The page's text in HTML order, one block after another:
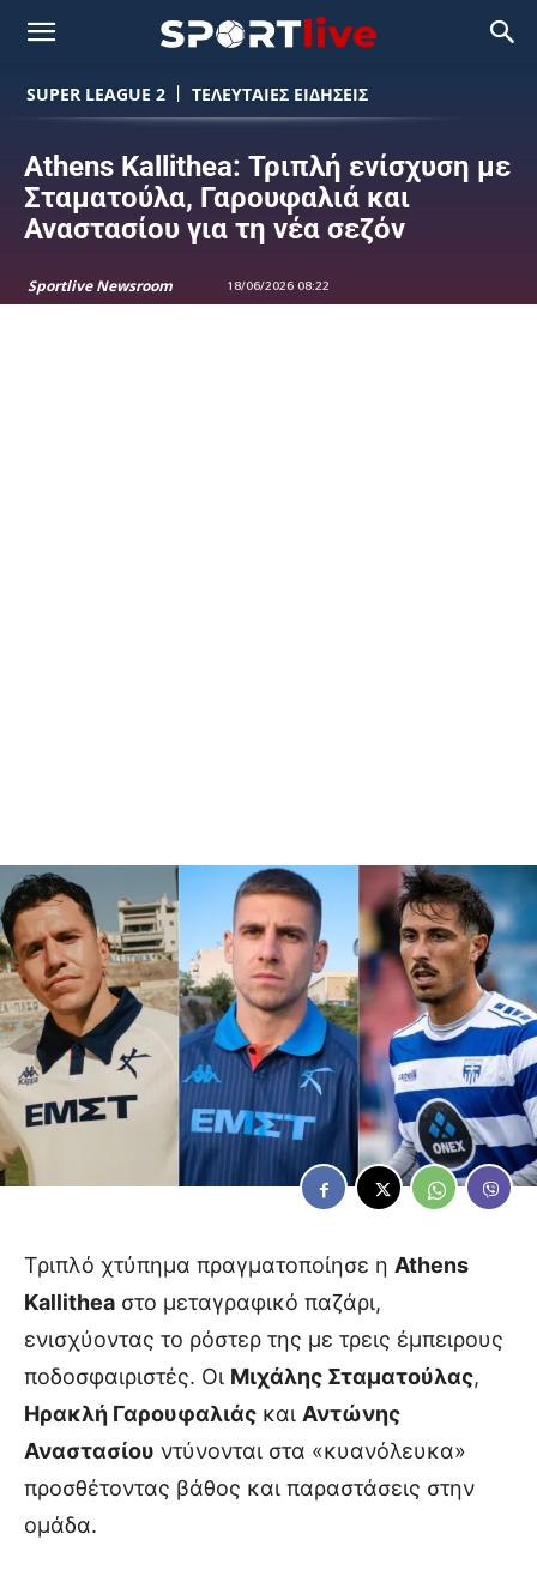
SUPER LEAGUE 2 ΤΕΛΕΥΤΑΙΕΣ ΕΙΔΗΣΕΙΣ
Athens Kallithea: Τριπλή ενίσχυση με
Σταματούλα, Γαρουφαλιά και
Αναστασίου για τη νέα σεζόν
Sportlive Newsroom 18/06/2026 08:22
Τριπλό χτύπημα πραγματοποίησε η Athens
Kallithea στο μεταγραφικό παζάρι,
ενισχύοντας το ρόστερ της με τρεις έμπειρους
ποδοσφαιριστές. Οι Μιχάλης Σταματούλας,
Ηρακλή Γαρουφαλιάς και Αντώνης
Αναστασίου ντύνονται στα «κυανόλευκα»
προσθέτοντας βάθος και παραστάσεις στην
ομάδα.